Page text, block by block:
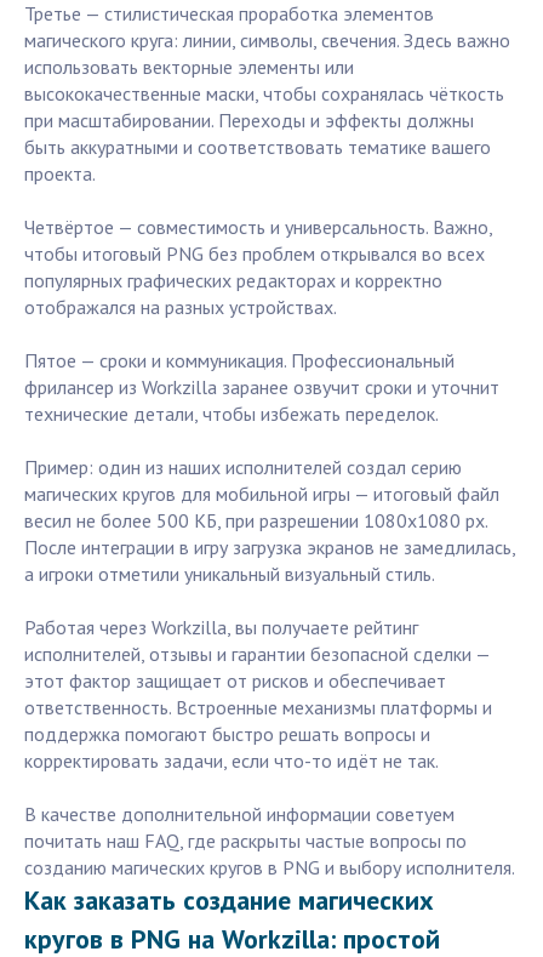
Третье — стилистическая проработка элементов
магического круга: линии, символы, свечения. Здесь важно
использовать векторные элементы или
высококачественные маски, чтобы сохранялась чёткость
при масштабировании. Переходы и эффекты должны
быть аккуратными и соответствовать тематике вашего
проекта.
Четвёртое — совместимость и универсальность. Важно,
чтобы итоговый PNG без проблем открывался во всех
популярных графических редакторах и корректно
отображался на разных устройствах.
Пятое — сроки и коммуникация. Профессиональный
фрилансер из Workzilla заранее озвучит сроки и уточнит
технические детали, чтобы избежать переделок.
Пример: один из наших исполнителей создал серию
магических кругов для мобильной игры — итоговый файл
весил не более 500 КБ, при разрешении 1080x1080 px.
После интеграции в игру загрузка экранов не замедлилась,
а игроки отметили уникальный визуальный стиль.
Работая через Workzilla, вы получаете рейтинг
исполнителей, отзывы и гарантии безопасной сделки —
этот фактор защищает от рисков и обеспечивает
ответственность. Встроенные механизмы платформы и
поддержка помогают быстро решать вопросы и
корректировать задачи, если что-то идёт не так.
В качестве дополнительной информации советуем
почитать наш FAQ, где раскрыты частые вопросы по
созданию магических кругов в PNG и выбору исполнителя.
Как заказать создание магических
кругов в PNG на Workzilla: простой